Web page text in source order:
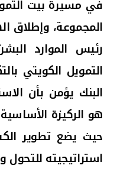
اتصل بنا
مواقع الفروع وأجهزة
ألمانيا
ماليزيا
تركيا
في مسيرة بيت
المجموعة، وإطلاق
رئيس الموارد
التمويل الكويتي
البنك يؤمن بأن
هو الركيزة
حيث يضع تطوير
استراتيجيته للتحول